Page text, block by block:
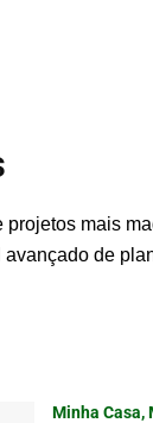
mais
de
Minha Casa,